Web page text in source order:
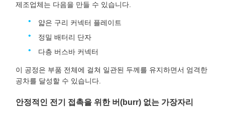
제조업체는 다음을 만들 수 있습니다.
얇은 구리 커넥터 플레이트
정밀 배터리 단자
다층 버스바 커넥터
이 공정은 부품 전체에 걸쳐 일관된 두께를 유지하면서 엄격한
공차를 달성할 수 있습니다.
안정적인 전기 접촉을 위한 버(burr) 없는 가장자리